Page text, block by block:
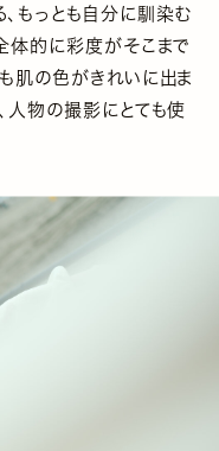
もっとも自分に馴染む
体的に彩度がそこまで
肌の色がきれいに出ま
人物の撮影にとても使